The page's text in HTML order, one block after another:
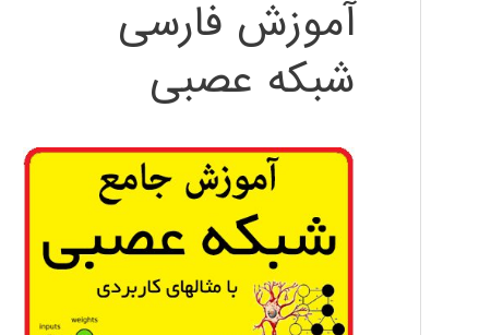
آموزش فارسی
شبکه عصبی